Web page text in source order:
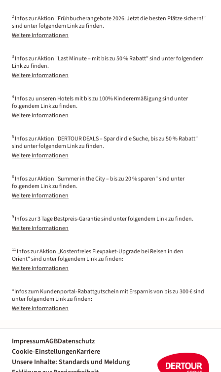
2 Infos zur Aktion "Frühbucherangebote 2026: Jetzt die besten Plätze sichern!"
sind unter folgendem Link zu finden.
Weitere Informationen
3 Infos zur Aktion "Last Minute – mit bis zu 50 % Rabatt" sind unter folgendem
Link zu finden.
Weitere Informationen
4 Infos zu unseren Hotels mit bis zu 100% Kinderermäßigung sind unter
folgendem Link zu finden.
Weitere Informationen
5 Infos zur Aktion "DERTOUR DEALS – Spar dir die Suche, bis zu 50 % Rabatt"
sind unter folgendem Link zu finden.
Weitere Informationen
6 Infos zur Aktion "Summer in the City – bis zu 20 % sparen" sind unter
folgendem Link zu finden.
Weitere Informationen
9 Infos zur 3 Tage Bestpreis-Garantie sind unter folgendem Link zu finden.
Weitere Informationen
11 Infos zur Aktion „Kostenfreies Flexpaket-Upgrade bei Reisen in den
Orient“ sind unter folgendem Link zu finden:
Weitere Informationen
*Infos zum Kundenportal-Rabattgutschein mit Ersparnis von bis zu 300 € sind
unter folgendem Link zu finden:
Weitere Informationen
ImpressumAGBDatenschutz
Cookie-EinstellungenKarriere
Unsere Inhalte: Standards und Meldung